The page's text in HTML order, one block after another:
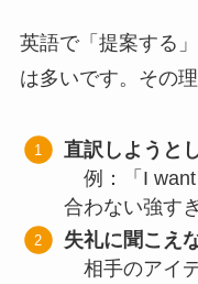
英語で「提案する
は多いです。その
直訳しようと
例：「I
合わない強す
失礼に聞こえ
相手のアイ